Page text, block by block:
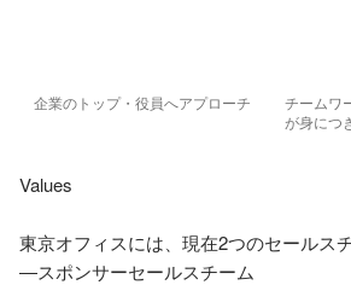
企業のトップ・役員へアプローチ
チームワ
が身につ
Values
東京オフィスには、現在2つのセールス
―スポンサーセールスチーム